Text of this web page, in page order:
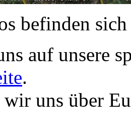
befinden
auf unsere
.
uns über